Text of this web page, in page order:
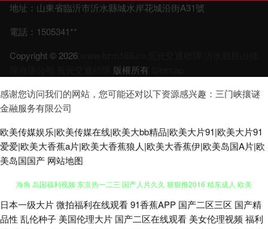
地址：山東省臨沂市沂水縣城水岸花城沿街A31號
電話：1505341**
Copyright © 2026
版權所有
感谢您访问我们的网站，您可能还对以下资源感兴趣：三门峡攘谜
金融服务有限公司
欧美传媒娱乐|欧美传媒在线|欧美大bb精品|欧美大片91|欧美大片91
爱爱|欧美大香蕉a片|欧美大香蕉狼人|欧美大香蕉伊|欧美岛国A片|欧
美岛国国产 网站地图
91精片 萌白酱自慰91 91人妻精 爱豆传媒AV在线 超碰coan人妻 超碰在线奸
日本一级大片微拍福利在线观看91香蕉APP 国产二区三区 国产精
品性 乱伦种子 美国伦理大片 国产二区在线观看 美女伦理视频 福利